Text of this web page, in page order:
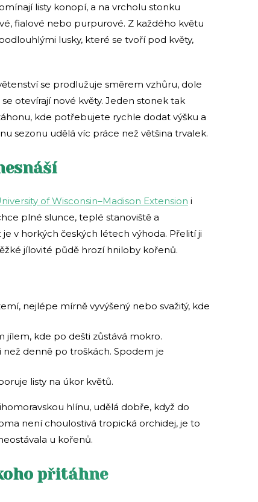
listy konopí, a na vrcholu stonku
fialové nebo purpurové. Z každého květu
lusky, které se tvoří pod květy,
se prodlužuje směrem vzhůru, dole
otevírají nové květy. Jeden stonek tak
kde potřebujete rychle dodat výšku a
sezonu udělá víc práce než většina trvalek.
of Wisconsin–Madison Extension i
plné slunce, teplé stanoviště a
v horkých českých létech výhoda. Přelití ji
jílovité půdě hrozí hniloby kořenů.
nejlépe mírně vyvýšený nebo svažitý, kde
jílem, kde po dešti zůstává mokro.
než denně po troškách. Spodem je
listy na úkor květů.
hlínu, udělá dobře, když do
není choulostivá tropická orchidej, je to
u kořenů.
přitáhne